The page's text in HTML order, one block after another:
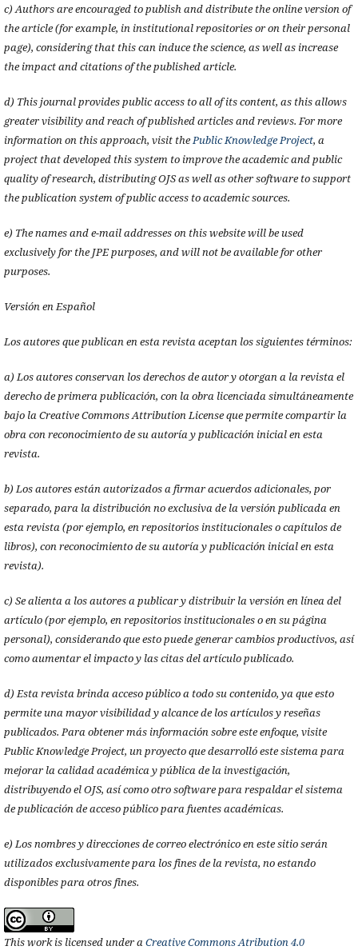
c) Authors are encouraged to publish and distribute the online version of
the article (for example, in institutional repositories or on their personal
page), considering that this can induce the science, as well as increase
the impact and citations of the published article.
d) This journal provides public access to all of its content, as this allows
greater visibility and reach of published articles and reviews. For more
information on this approach, visit thePublic Knowledge Project, a
project that developed this system to improve the academic and public
quality of research, distributing OJS as well as other software to support
the publication system of public access to academic sources.
e) The names and e-mail addresses on this website will be used
exclusively for the JPE purposes, and will not be available for other
purposes.
Versión en Español
Los autores que publican en esta revista aceptan los siguientes términos:
a) Los autores conservan los derechos de autor y otorgan a la revista el
derecho de primera publicación, con la obra licenciada simultáneamente
bajo la Creative Commons Attribution License que permite compartir la
obra con reconocimiento de su autoría y publicación inicial en esta
revista.
b) Los autores están autorizados a firmar acuerdos adicionales, por
separado, para la distribución no exclusiva de la versión publicada en
esta revista (por ejemplo, en repositorios institucionales o capítulos de
libros), con reconocimiento de su autoría y publicación inicial en esta
revista).
c) Se alienta a los autores a publicar y distribuir la versión en línea del
artículo (por ejemplo, en repositorios institucionales o en su página
personal), considerando que esto puede generar cambios productivos, así
como aumentar el impacto y las citas del artículo publicado.
d) Esta revista brinda acceso público a todo su contenido, ya que esto
permite una mayor visibilidad y alcance de los artículos y reseñas
publicados. Para obtener más información sobre este enfoque, visite
Public Knowledge Project, un proyecto que desarrolló este sistema para
mejorar la calidad académica y pública de la investigación,
distribuyendo el OJS, así como otro software para respaldar el sistema
de publicación de acceso público para fuentes académicas.
e) Los nombres y direcciones de correo electrónico en este sitio serán
utilizados exclusivamente para los fines de la revista, no estando
disponibles para otros fines.
This work is licensed under aCreative Commons Atribution 4.0